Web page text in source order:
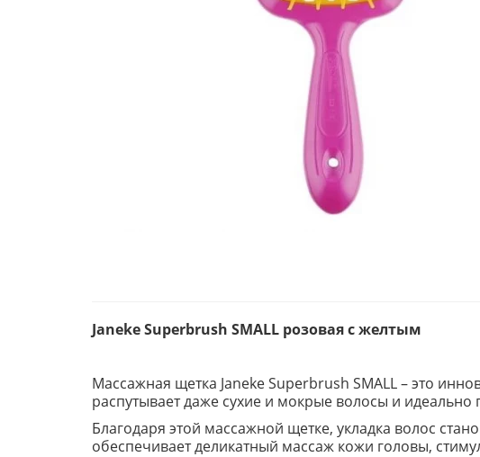
Janeke Superbrush SMALL розовая с желтым
Массажная щетка Janeke Superbrush SMALL – это
распутывает даже сухие и мокрые волосы и идеально
Благодаря этой массажной щетке, укладка волос
обеспечивает деликатный массаж кожи головы,